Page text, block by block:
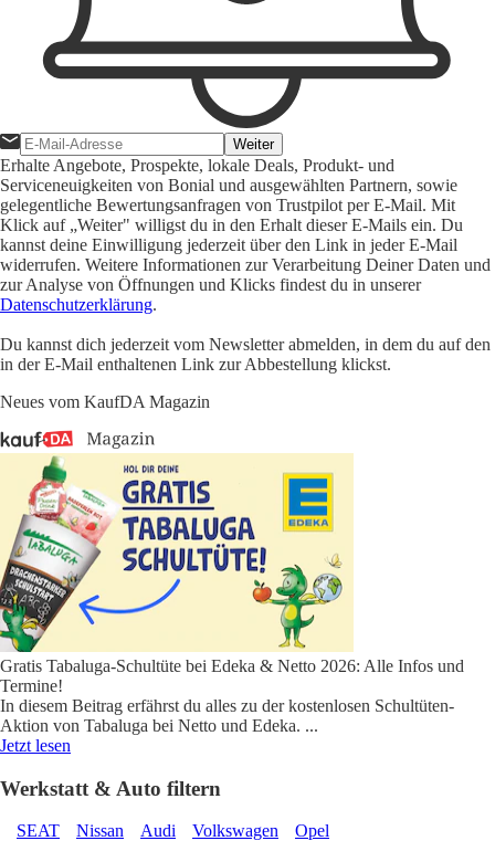
Weiter
Erhalte Angebote, Prospekte, lokale Deals, Produkt- und
Serviceneuigkeiten von Bonial und ausgewählten Partnern, sowie
gelegentliche Bewertungsanfragen von Trustpilot per E-Mail. Mit
Klick auf „Weiter" willigst du in den Erhalt dieser E-Mails ein. Du
kannst deine Einwilligung jederzeit über den Link in jeder E-Mail
widerrufen. Weitere Informationen zur Verarbeitung Deiner Daten und
zur Analyse von Öffnungen und Klicks findest du in unserer
Datenschutzerklärung.
Du kannst dich jederzeit vom Newsletter abmelden, in dem du auf den
in der E-Mail enthaltenen Link zur Abbestellung klickst.
Neues vom KaufDA Magazin
Gratis Tabaluga-Schultüte bei Edeka & Netto 2026: Alle Infos und
Termine!
In diesem Beitrag erfährst du alles zu der kostenlosen Schultüten-
Aktion von Tabaluga bei Netto und Edeka. ...
Jetzt lesen
Werkstatt & Auto filtern
SEAT Nissan Audi Volkswagen Opel